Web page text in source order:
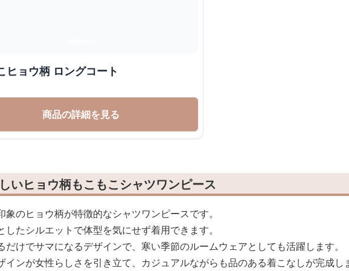
ヒョウ柄 ロングコート
商品の詳細を見る
いヒョウ柄もこもこシャツワンピース
象のヒョウ柄が特徴的なシャツワンピースです。
したシルエットで体型を気にせず着用できます。
だけでサマになるデザインで、寒い季節のルームウェアとしても活躍します。
インが女性らしさを引き立て、カジュアルながらも品のある着こなしが完成し